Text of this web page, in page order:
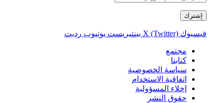
فيسبوك X (Twitter) بينتيريست يوتيوب رديت
مجتمع
كتابنا
سياسة الخصوصية
اتفاقية الاستخدام
إخلاء المسؤولية
حقوق النشر